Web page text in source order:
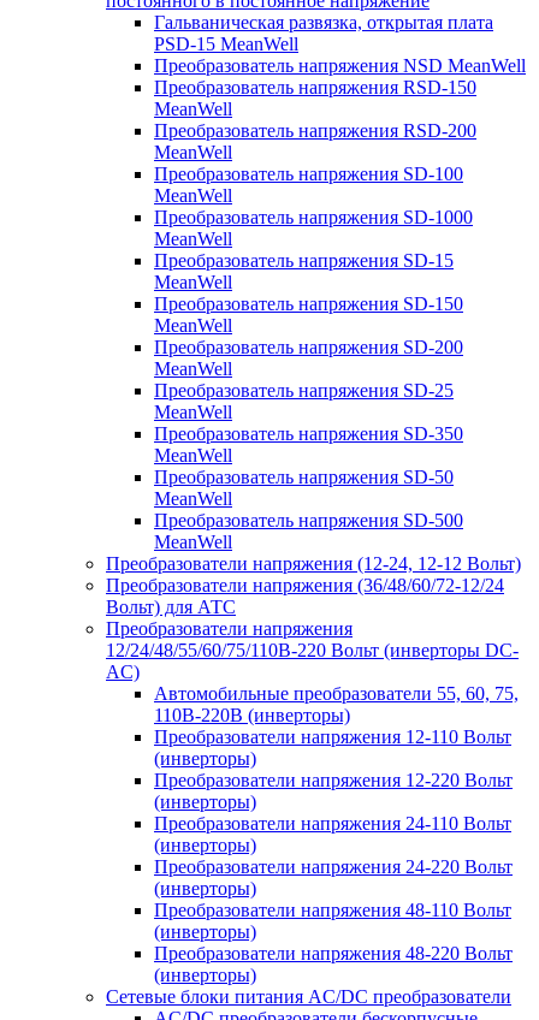
Гальваническая развязка, открытая плата
PSD-15 MeanWell
Преобразователь напряжения NSD MeanWell
Преобразователь напряжения RSD-150
MeanWell
Преобразователь напряжения RSD-200
MeanWell
Преобразователь напряжения SD-100
MeanWell
Преобразователь напряжения SD-1000
MeanWell
Преобразователь напряжения SD-15
MeanWell
Преобразователь напряжения SD-150
MeanWell
Преобразователь напряжения SD-200
MeanWell
Преобразователь напряжения SD-25
MeanWell
Преобразователь напряжения SD-350
MeanWell
Преобразователь напряжения SD-50
MeanWell
Преобразователь напряжения SD-500
MeanWell
Преобразователи напряжения (12-24, 12-12 Вольт)
Преобразователи напряжения (36/48/60/72-12/24
Вольт) для АТС
Преобразователи напряжения
12/24/48/55/60/75/110В-220 Вольт (инверторы DC-
AC)
Автомобильные преобразователи 55, 60, 75,
110В-220В (инверторы)
Преобразователи напряжения 12-110 Вольт
(инверторы)
Преобразователи напряжения 12-220 Вольт
(инверторы)
Преобразователи напряжения 24-110 Вольт
(инверторы)
Преобразователи напряжения 24-220 Вольт
(инверторы)
Преобразователи напряжения 48-110 Вольт
(инверторы)
Преобразователи напряжения 48-220 Вольт
(инверторы)
Сетевые блоки питания AC/DC преобразователи